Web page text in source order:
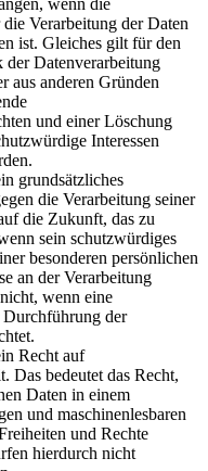
wenn die
Verarbeitung der Daten
ist. Gleiches gilt für den
der Datenverarbeitung
aus anderen Gründen
und einer Löschung
Interessen
grundsätzliches
die Verarbeitung seiner
die Zukunft, das zu
sein schutzwürdiges
besonderen persönlichen
an der Verarbeitung
wenn eine
der
Recht auf
Das bedeutet das Recht,
Daten in einem
und maschinenlesbaren
und Rechte
hierdurch nicht